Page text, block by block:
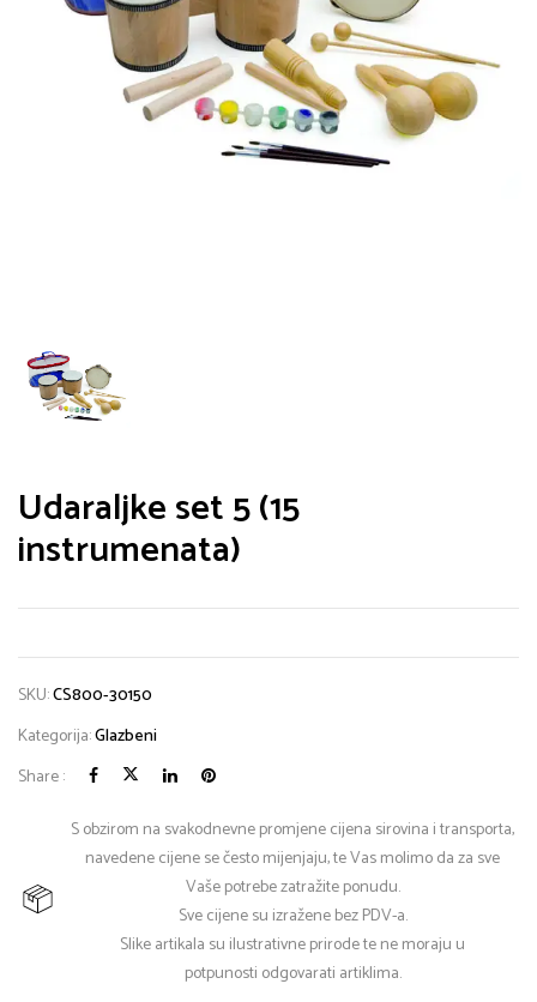
Udaraljke set 5 (15
instrumenata)
SKU:CS800-30150
Kategorija:Glazbeni
Share :
S obzirom na svakodnevne promjene cijena sirovina i transporta,
navedene cijene se često mijenjaju, te Vas molimo da za sve
Vaše potrebe zatražite ponudu.
Sve cijene su izražene bez PDV-a.
Slike artikala su ilustrativne prirode te ne moraju u
potpunosti odgovarati artiklima.